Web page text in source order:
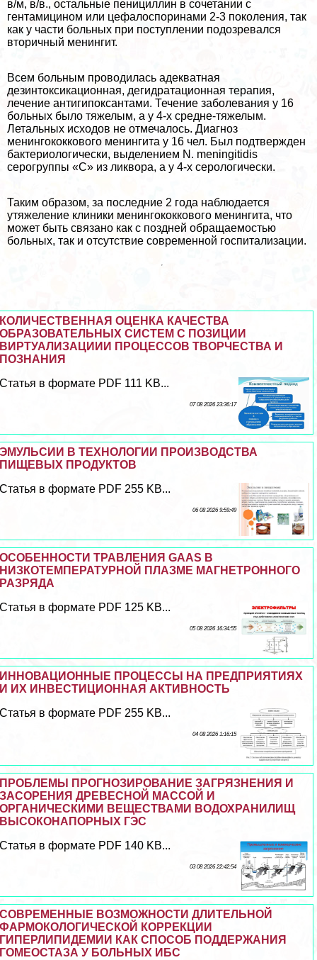
в/м, в/в., остальные пенициллин в сочетании с
гентамицином или цефалоспоринами 2-3 поколения, так
как у части больных при поступлении подозревался
вторичный менингит.
Всем больным проводилась адекватная
дезинтоксикационная, дегидратационная терапия,
лечение антигипоксантами. Течение заболевания у 16
больных было тяжелым, а у 4-х средне-тяжелым.
Летальных исходов не отмечалось. Диагноз
менингококкового менингита у 16 чел. Был подтвержден
бактериологически, выделением N. meningitidis
серогруппы «С» из ликвора, а у 4-х серологически.
Таким образом, за последние 2 года наблюдается
утяжеление клиники менингококкового менингита, что
может быть связано как с поздней обращаемостью
больных, так и отсутствие современной госпитализации.
КОЛИЧЕСТВЕННАЯ ОЦЕНКА КАЧЕСТВА
ОБРАЗОВАТЕЛЬНЫХ СИСТЕМ С ПОЗИЦИИ
ВИРТУАЛИЗАЦИИИ ПРОЦЕССОВ ТВОРЧЕСТВА И
ПОЗНАНИЯ
Статья в формате PDF 111 KB...
07 08 2026 23:36:17
ЭМУЛЬСИИ В ТЕХНОЛОГИИ ПРОИЗВОДСТВА
ПИЩЕВЫХ ПРОДУКТОВ
Статья в формате PDF 255 KB...
06 08 2026 9:59:49
ОСОБЕННОСТИ ТРАВЛЕНИЯ GAAS В
НИЗКОТЕМПЕРАТУРНОЙ ПЛАЗМЕ МАГНЕТРОННОГО
РАЗРЯДА
Статья в формате PDF 125 KB...
05 08 2026 16:34:55
ИННОВАЦИОННЫЕ ПРОЦЕССЫ НА ПРЕДПРИЯТИЯХ
И ИХ ИНВЕСТИЦИОННАЯ АКТИВНОСТЬ
Статья в формате PDF 255 KB...
04 08 2026 1:16:15
ПРОБЛЕМЫ ПРОГНОЗИРОВАНИЕ ЗАГРЯЗНЕНИЯ И
ЗАСОРЕНИЯ ДРЕВЕСНОЙ МАССОЙ И
ОРГАНИЧЕСКИМИ ВЕЩЕСТВАМИ ВОДОХРАНИЛИЩ
ВЫСОКОНАПОРНЫХ ГЭС
Статья в формате PDF 140 KB...
03 08 2026 22:42:54
СОВРЕМЕННЫЕ ВОЗМОЖНОСТИ ДЛИТЕЛЬНОЙ
ФАРМОКОЛОГИЧЕСКОЙ КОРРЕКЦИИ
ГИПЕРЛИПИДЕМИИ КАК СПОСОБ ПОДДЕРЖАНИЯ
ГОМЕОСТАЗА У БОЛЬНЫХ ИБС